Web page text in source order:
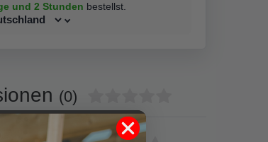
und 2 Stunden bestellst.
(0)
Bewertungssterne